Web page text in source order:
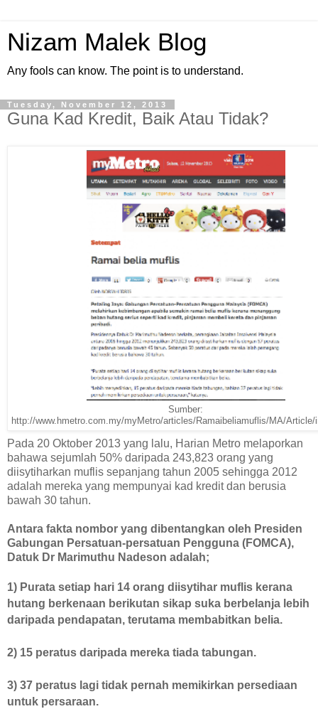
Nizam Malek Blog
Any fools can know. The point is to understand.
Tuesday, November 12, 2013
Guna Kad Kredit, Baik Atau Tidak?
Sumber:
http://www.hmetro.com.my/myMetro/articles/Ramaibeliamuflis/MA/Article/
Pada 20 Oktober 2013 yang lalu, Harian Metro melaporkan
bahawa sejumlah 50% daripada 243,823 orang yang
diisytiharkan muflis sepanjang tahun 2005 sehingga 2012
adalah mereka yang mempunyai kad kredit dan berusia
bawah 30 tahun.
Antara fakta nombor yang dibentangkan oleh Presiden
Gabungan Persatuan-persatuan Pengguna (FOMCA),
Datuk Dr Marimuthu Nadeson adalah;
1) Purata setiap hari 14 orang diisytihar muflis kerana
hutang berkenaan berikutan sikap suka berbelanja lebih
daripada pendapatan, terutama membabitkan belia.
2) 15 peratus daripada mereka tiada tabungan.
3) 37 peratus lagi tidak pernah memikirkan persediaan
untuk persaraan.